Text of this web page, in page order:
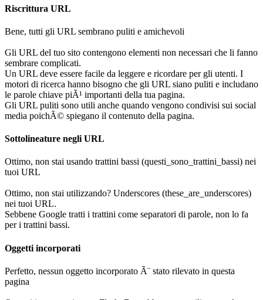
Riscrittura URL
Bene, tutti gli URL sembrano puliti e amichevoli
Gli URL del tuo sito contengono elementi non necessari che li fanno
sembrare complicati.
Un URL deve essere facile da leggere e ricordare per gli utenti. I
motori di ricerca hanno bisogno che gli URL siano puliti e includano
le parole chiave piÃ¹ importanti della tua pagina.
Gli URL puliti sono utili anche quando vengono condivisi sui social
media poichÃ© spiegano il contenuto della pagina.
Sottolineature negli URL
Ottimo, non stai usando trattini bassi (questi_sono_trattini_bassi) nei
tuoi URL
Ottimo, non stai utilizzando? Underscores (these_are_underscores)
nei tuoi URL.
Sebbene Google tratti i trattini come separatori di parole, non lo fa
per i trattini bassi.
Oggetti incorporati
Perfetto, nessun oggetto incorporato Ã¨ stato rilevato in questa
pagina